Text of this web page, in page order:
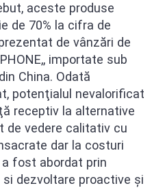
aceste produse
de 70% la cifra de
de vânzări de
importate sub
China. Odată
potenţialul nevalorificat
receptiv la alternative
de vedere calitativ cu
dar la costuri
fost abordat prin
dezvoltare proactive şi